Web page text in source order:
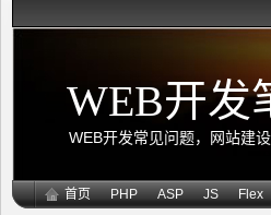
WEB开发
WEB开发常见问题，网站建
首页 PHP ASP JS Flex